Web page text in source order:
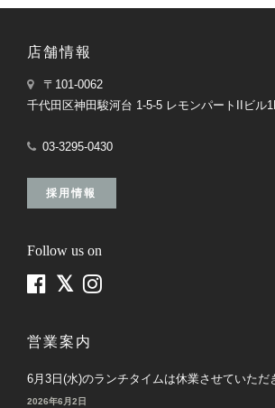
店舗情報
〒101-0062
千代田区神田駿河台 1-5-5 レモンパートIIビル
03-3295-0430
採用情報
Follow us on
営業案内
6月3日(水)のランチタイムは休業させていただ
2026年6月2日